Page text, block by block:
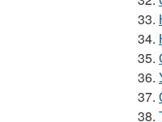
33.
34.
35.
36.
37.
38.